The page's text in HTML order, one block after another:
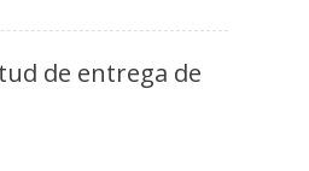
de entrega de